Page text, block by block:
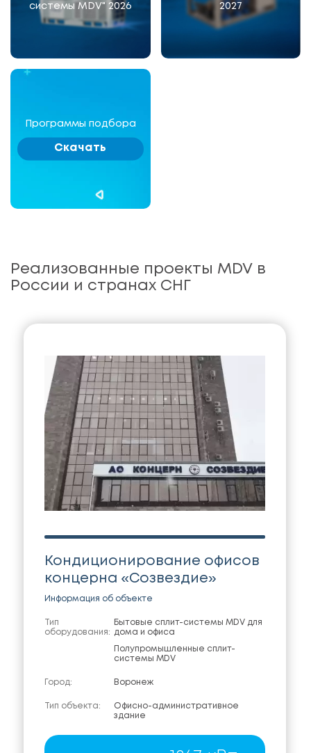
системы MDV" 2026
2027
Программы подбора
Скачать
Реализованные проекты MDV в
России и странах СНГ
Кондиционирование офисов
концерна «Созвездие»
Информация об объекте
Тип
оборудования:
Бытовые сплит-системы MDV для
дома и офиса
Полупромышленные сплит-
системы MDV
Город: Воронеж
Тип объекта:
Офисно-административное
здание